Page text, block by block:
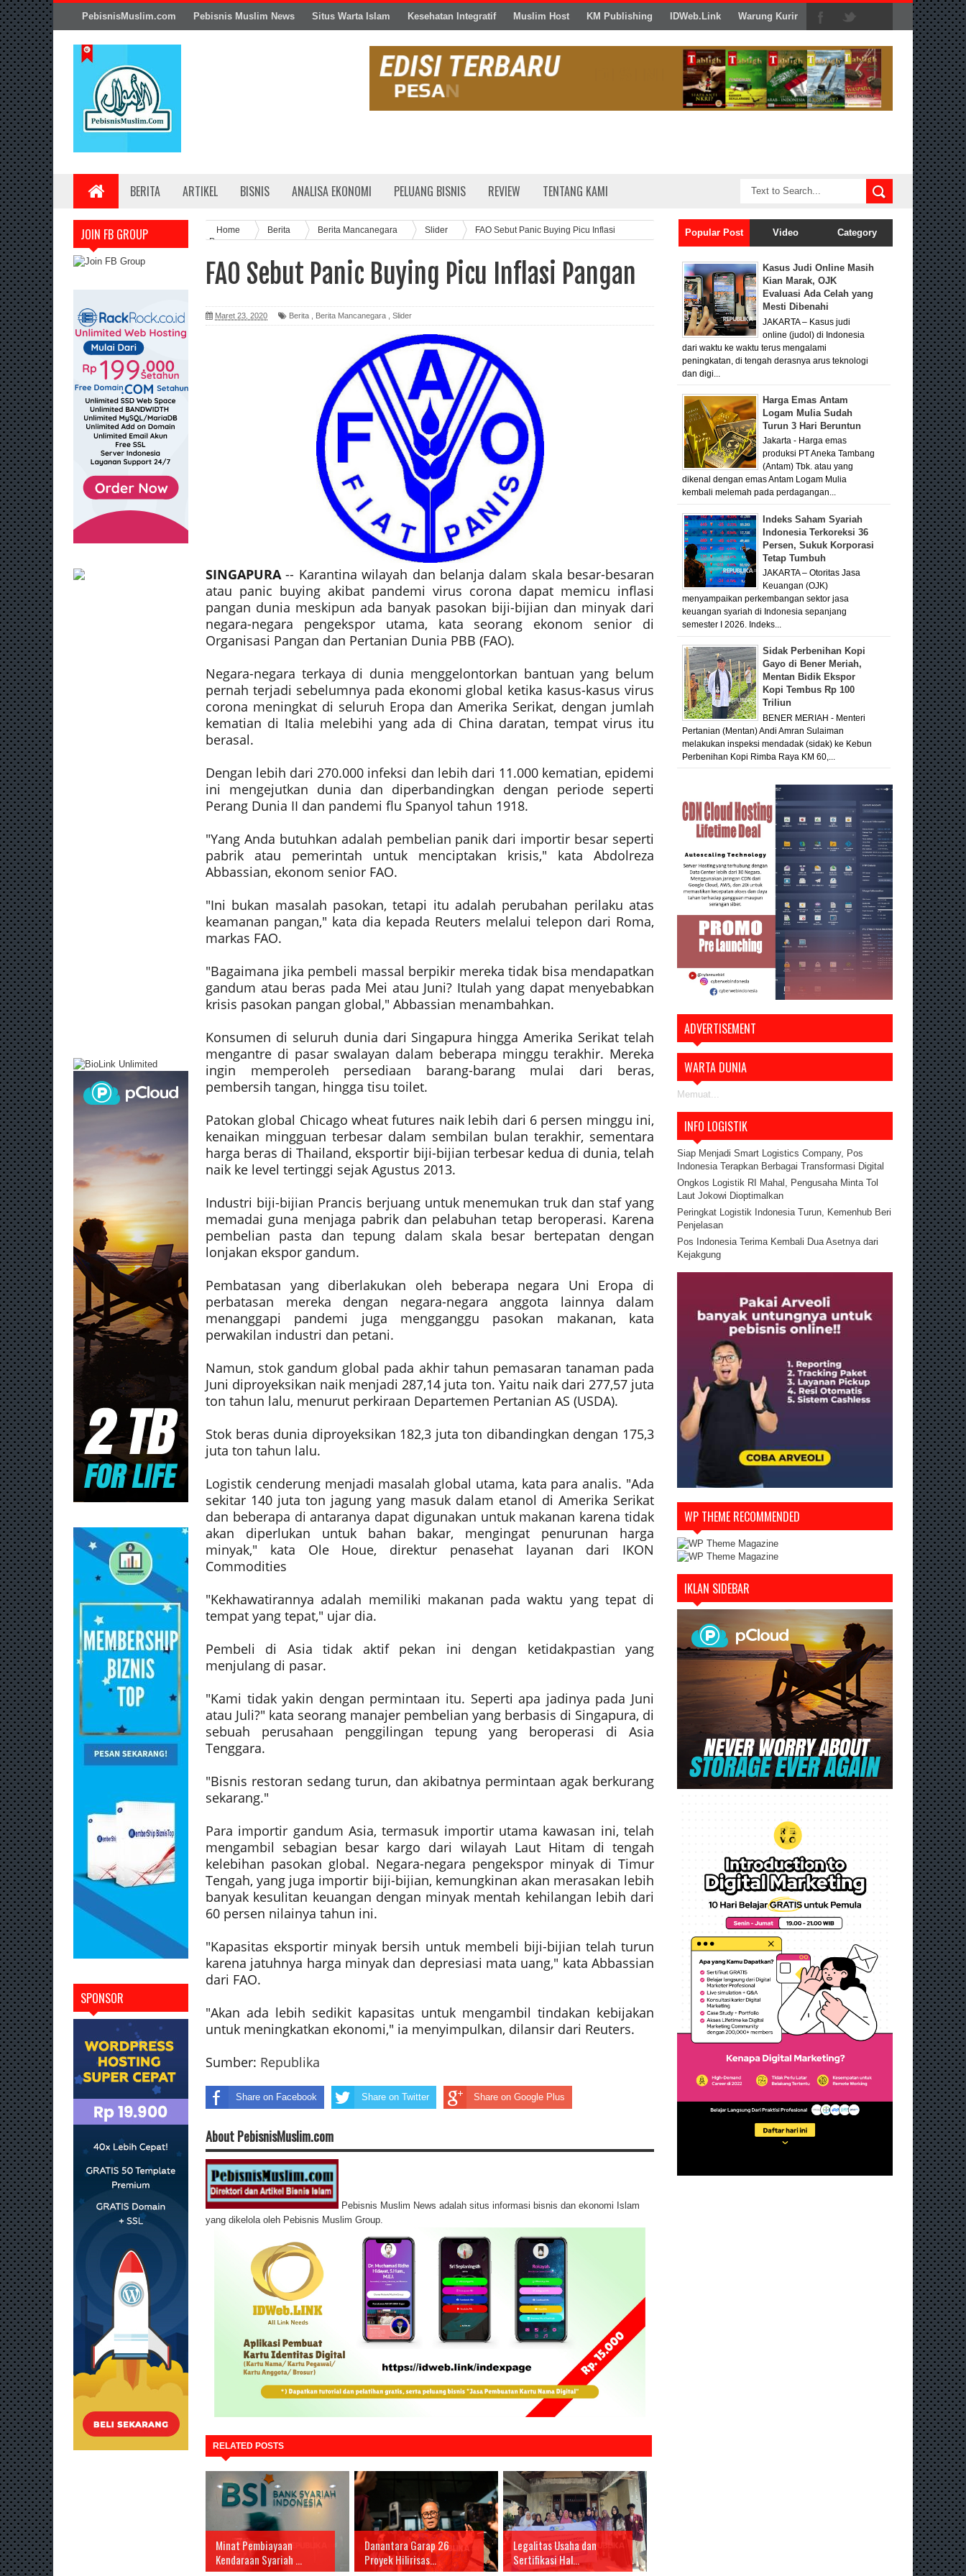
PebisnisMuslim.com Pebisnis Muslim News Situs Warta Islam Kesehatan Integratif Muslim Host KM Publishing IDWeb.Link Warung Kurir
BERITA ARTIKEL BISNIS ANALISA EKONOMI PELUANG BISNIS REVIEW TENTANG KAMI
JOIN FB GROUP
SPONSOR
Home Berita Berita Mancanegara Slider
FAO Sebut Panic Buying Picu Inflasi
Pangan
FAO Sebut Panic Buying Picu Inflasi Pangan
Maret 23, 2020 Berita Berita Mancanegara Slider
SINGAPURA -- Karantina wilayah dan belanja dalam skala besar-besaran
atau panic buying akibat pandemi virus corona dapat memicu inflasi
pangan dunia meskipun ada banyak pasokan biji-bijian dan minyak dari
negara-negara pengekspor utama, kata seorang ekonom senior di
Organisasi Pangan dan Pertanian Dunia PBB (FAO).
Negara-negara terkaya di dunia menggelontorkan bantuan yang belum
pernah terjadi sebelumnya pada ekonomi global ketika kasus-kasus virus
corona meningkat di seluruh Eropa dan Amerika Serikat, dengan jumlah
kematian di Italia melebihi yang ada di China daratan, tempat virus itu
berasal.
Dengan lebih dari 270.000 infeksi dan lebih dari 11.000 kematian, epidemi
ini mengejutkan dunia dan diperbandingkan dengan periode seperti
Perang Dunia II dan pandemi flu Spanyol tahun 1918.
"Yang Anda butuhkan adalah pembelian panik dari importir besar seperti
pabrik atau pemerintah untuk menciptakan krisis," kata Abdolreza
Abbassian, ekonom senior FAO.
"Ini bukan masalah pasokan, tetapi itu adalah perubahan perilaku atas
keamanan pangan," kata dia kepada Reuters melalui telepon dari Roma,
markas FAO.
"Bagaimana jika pembeli massal berpikir mereka tidak bisa mendapatkan
gandum atau beras pada Mei atau Juni? Itulah yang dapat menyebabkan
krisis pasokan pangan global," Abbassian menambahkan.
Konsumen di seluruh dunia dari Singapura hingga Amerika Serikat telah
mengantre di pasar swalayan dalam beberapa minggu terakhir. Mereka
ingin memperoleh persediaan barang-barang mulai dari beras,
pembersih tangan, hingga tisu toilet.
Patokan global Chicago wheat futures naik lebih dari 6 persen minggu ini,
kenaikan mingguan terbesar dalam sembilan bulan terakhir, sementara
harga beras di Thailand, eksportir biji-bijian terbesar kedua di dunia, telah
naik ke level tertinggi sejak Agustus 2013.
Industri biji-bijian Prancis berjuang untuk menemukan truk dan staf yang
memadai guna menjaga pabrik dan pelabuhan tetap beroperasi. Karena
pembelian pasta dan tepung dalam skala besar bertepatan dengan
lonjakan ekspor gandum.
Pembatasan yang diberlakukan oleh beberapa negara Uni Eropa di
perbatasan mereka dengan negara-negara anggota lainnya dalam
menanggapi pandemi juga mengganggu pasokan makanan, kata
perwakilan industri dan petani.
Namun, stok gandum global pada akhir tahun pemasaran tanaman pada
Juni diproyeksikan naik menjadi 287,14 juta ton. Yaitu naik dari 277,57 juta
ton tahun lalu, menurut perkiraan Departemen Pertanian AS (USDA).
Stok beras dunia diproyeksikan 182,3 juta ton dibandingkan dengan 175,3
juta ton tahun lalu.
Logistik cenderung menjadi masalah global utama, kata para analis. "Ada
sekitar 140 juta ton jagung yang masuk dalam etanol di Amerika Serikat
dan beberapa di antaranya dapat digunakan untuk makanan karena tidak
akan diperlukan untuk bahan bakar, mengingat penurunan harga
minyak," kata Ole Houe, direktur penasehat layanan dari IKON
Commodities
"Kekhawatirannya adalah memiliki makanan pada waktu yang tepat di
tempat yang tepat," ujar dia.
Pembeli di Asia tidak aktif pekan ini dengan ketidakpastian yang
menjulang di pasar.
"Kami tidak yakin dengan permintaan itu. Seperti apa jadinya pada Juni
atau Juli?" kata seorang manajer pembelian yang berbasis di Singapura, di
sebuah perusahaan penggilingan tepung yang beroperasi di Asia
Tenggara.
"Bisnis restoran sedang turun, dan akibatnya permintaan agak berkurang
sekarang."
Para importir gandum Asia, termasuk importir utama kawasan ini, telah
mengambil sebagian besar kargo dari wilayah Laut Hitam di tengah
kelebihan pasokan global. Negara-negara pengekspor minyak di Timur
Tengah, yang juga importir biji-bijian, kemungkinan akan merasakan lebih
banyak kesulitan keuangan dengan minyak mentah kehilangan lebih dari
60 persen nilainya tahun ini.
"Kapasitas eksportir minyak bersih untuk membeli biji-bijian telah turun
karena jatuhnya harga minyak dan depresiasi mata uang," kata Abbassian
dari FAO.
"Akan ada lebih sedikit kapasitas untuk mengambil tindakan kebijakan
untuk meningkatkan ekonomi," ia menyimpulkan, dilansir dari Reuters.
Sumber: Republika
Share on Facebook Share on Twitter Share on Google Plus
About PebisnisMuslim.com
Pebisnis Muslim News adalah situs informasi bisnis dan ekonomi Islam
yang dikelola oleh Pebisnis Muslim Group.
RELATED POSTS
Minat Pembiayaan
Kendaraan Syariah ...
Danantara Garap 26
Proyek Hilirisas...
Legalitas Usaha dan
Sertifikasi Hal...
Popular Post Video Category
Kasus Judi Online Masih
Kian Marak, OJK
Evaluasi Ada Celah yang
Mesti Dibenahi
JAKARTA – Kasus judi
online (judol) di Indonesia
dari waktu ke waktu terus mengalami
peningkatan, di tengah derasnya arus teknologi
dan digi...
Harga Emas Antam
Logam Mulia Sudah
Turun 3 Hari Beruntun
Jakarta - Harga emas
produksi PT Aneka Tambang
(Antam) Tbk. atau yang
dikenal dengan emas Antam Logam Mulia
kembali melemah pada perdagangan...
Indeks Saham Syariah
Indonesia Terkoreksi 36
Persen, Sukuk Korporasi
Tetap Tumbuh
JAKARTA – Otoritas Jasa
Keuangan (OJK)
menyampaikan perkembangan sektor jasa
keuangan syariah di Indonesia sepanjang
semester I 2026. Indeks...
Sidak Perbenihan Kopi
Gayo di Bener Meriah,
Mentan Bidik Ekspor
Kopi Tembus Rp 100
Triliun
BENER MERIAH - Menteri
Pertanian (Mentan) Andi Amran Sulaiman
melakukan inspeksi mendadak (sidak) ke Kebun
Perbenihan Kopi Rimba Raya KM 60,...
ADVERTISEMENT
WARTA DUNIA
Memuat...
INFO LOGISTIK
Siap Menjadi Smart Logistics Company, Pos
Indonesia Terapkan Berbagai Transformasi Digital
Ongkos Logistik RI Mahal, Pengusaha Minta Tol
Laut Jokowi Dioptimalkan
Peringkat Logistik Indonesia Turun, Kemenhub Beri
Penjelasan
Pos Indonesia Terima Kembali Dua Asetnya dari
Kejakgung
WP THEME RECOMMENDED
IKLAN SIDEBAR